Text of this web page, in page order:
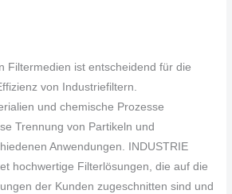
Filtermedien ist entscheidend für die
von Industriefiltern.
und chemische Prozesse
Trennung von Partikeln und
Anwendungen. INDUSTRIE
hochwertige Filterlösungen, die auf die
der Kunden zugeschnitten sind und